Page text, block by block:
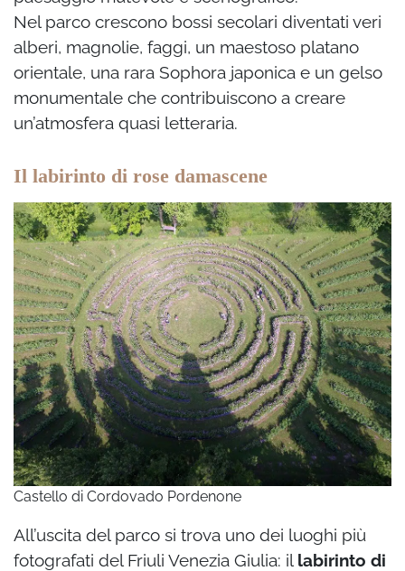
Nel parco crescono bossi secolari diventati veri
alberi, magnolie, faggi, un maestoso platano
orientale, una rara Sophora japonica e un gelso
monumentale che contribuiscono a creare
un’atmosfera quasi letteraria.
Il labirinto di rose damascene
Castello di Cordovado Pordenone
All’uscita del parco si trova uno dei luoghi più
fotografati del Friuli Venezia Giulia: il labirinto di